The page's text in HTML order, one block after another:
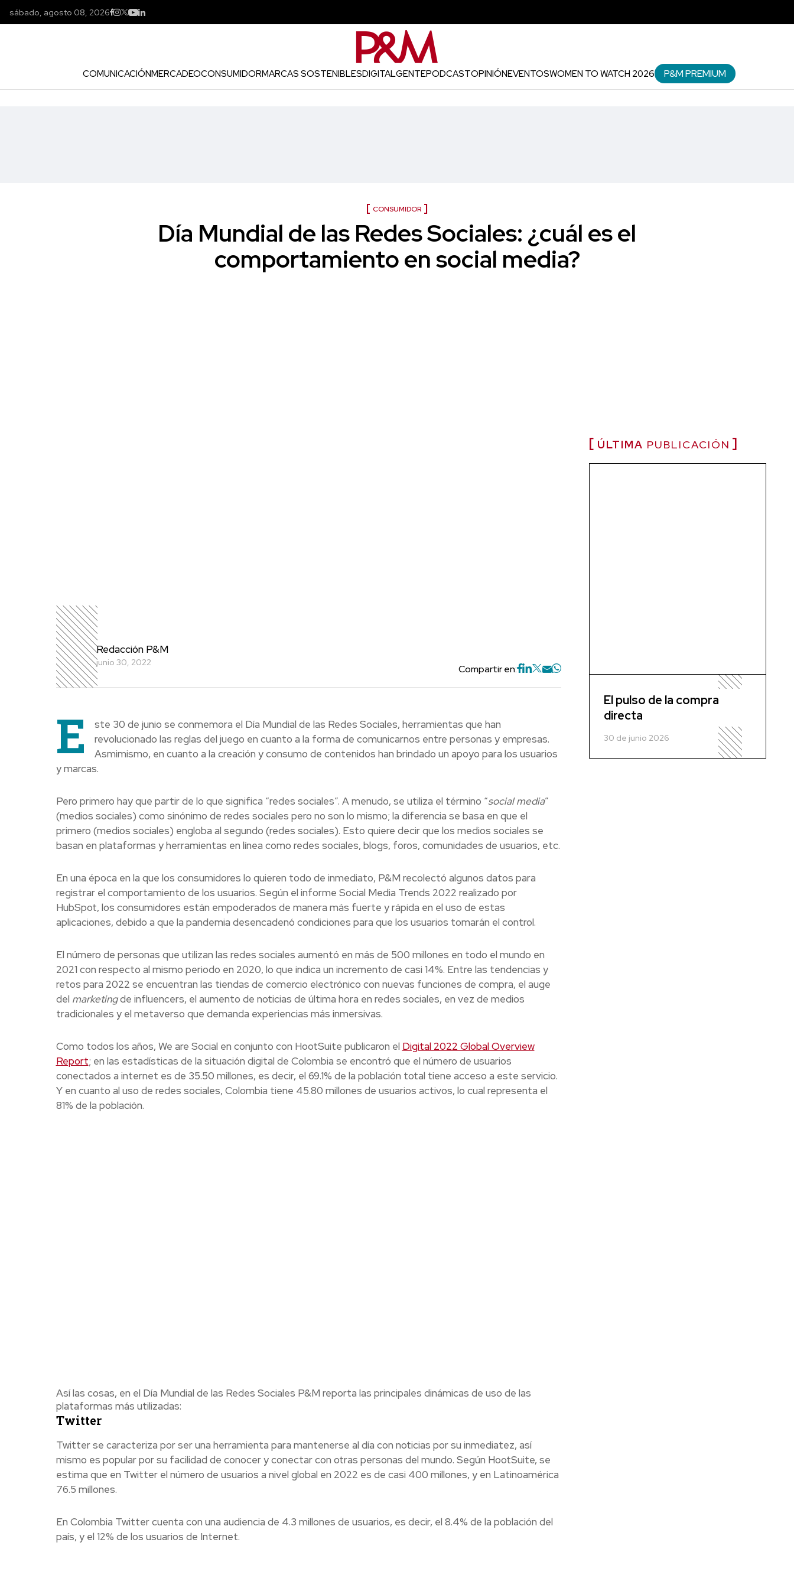
sábado, agosto 08, 2026
COMUNICACIÓNMERCADEOCONSUMIDORMARCAS SOSTENIBLESDIGITALGENTEPODCASTOPINIÓNEVENTOSWOMEN TO WATCH 2026 P&M PREMIUM
CONSUMIDOR
Día Mundial de las Redes Sociales: ¿cuál es el
comportamiento en social media?
Redacción P&M
junio 30, 2022
Compartir en:
E
ste 30 de junio se conmemora el Día Mundial de las Redes Sociales, herramientas que han
revolucionado las reglas del juego en cuanto a la forma de comunicarnos entre personas y empresas.
Asmimismo, en cuanto a la creación y consumo de contenidos han brindado un apoyo para los usuarios
y marcas.
Pero primero hay que partir de lo que significa “redes sociales”. A menudo, se utiliza el término “social media”
(medios sociales) como sinónimo de redes sociales pero no son lo mismo; la diferencia se basa en que el
primero (medios sociales) engloba al segundo (redes sociales). Esto quiere decir que los medios sociales se
basan en plataformas y herramientas en línea como redes sociales, blogs, foros, comunidades de usuarios, etc.
En una época en la que los consumidores lo quieren todo de inmediato, P&M recolectó algunos datos para
registrar el comportamiento de los usuarios. Según el informe Social Media Trends 2022 realizado por
HubSpot, los consumidores están empoderados de manera más fuerte y rápida en el uso de estas
aplicaciones, debido a que la pandemia desencadenó condiciones para que los usuarios tomarán el control.
El número de personas que utilizan las redes sociales aumentó en más de 500 millones en todo el mundo en
2021 con respecto al mismo periodo en 2020, lo que indica un incremento de casi 14%. Entre las tendencias y
retos para 2022 se encuentran las tiendas de comercio electrónico con nuevas funciones de compra, el auge
del marketingde influencers, el aumento de noticias de última hora en redes sociales, en vez de medios
tradicionales y el metaverso que demanda experiencias más inmersivas.
Como todos los años, We are Social en conjunto con HootSuite publicaron el Digital 2022 Global Overview
Report; en las estadísticas de la situación digital de Colombia se encontró que el número de usuarios
conectados a internet es de 35.50 millones, es decir, el 69.1% de la población total tiene acceso a este servicio.
Y en cuanto al uso de redes sociales, Colombia tiene 45.80 millones de usuarios activos, lo cual representa el
81% de la población.
Así las cosas, en el Día Mundial de las Redes Sociales P&M reporta las principales dinámicas de uso de las
plataformas más utilizadas:
Twitter
Twitter se caracteriza por ser una herramienta para mantenerse al día con noticias por su inmediatez, así
mismo es popular por su facilidad de conocer y conectar con otras personas del mundo. Según HootSuite, se
estima que en Twitter el número de usuarios a nivel global en 2022 es de casi 400 millones, y en Latinoamérica
76.5 millones.
En Colombia Twitter cuenta con una audiencia de 4.3 millones de usuarios, es decir, el 8.4% de la población del
país, y el 12% de los usuarios de Internet.
ÚLTIMA PUBLICACIÓN
El pulso de la compra
directa
30 de junio 2026